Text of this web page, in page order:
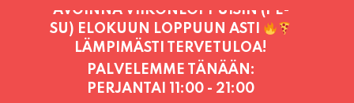
PALVELEMME TÄNÄÄN:
PERJANTAI11:00 - 21:00
PALVELEMME PÄIVITTÄIN (MA-SU
KLO 11-21) SUNNUNTAIHIN 16.8.